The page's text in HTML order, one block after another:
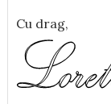
Cu drag,